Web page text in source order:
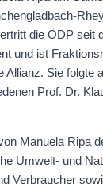
die ÖDP seit
und ist
Allianz. Sie folgte
Prof. Dr.
Manuela Ripa
Umwelt- und
Verbraucher